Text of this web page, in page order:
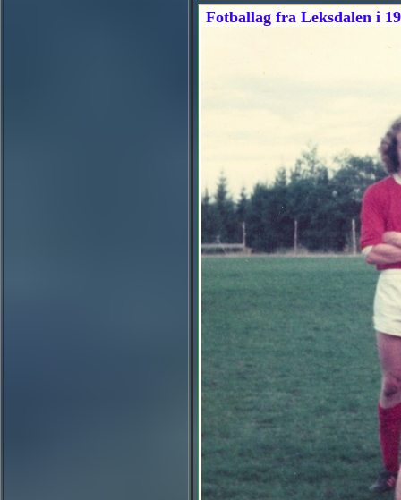
Fotballag fra Leksdalen i